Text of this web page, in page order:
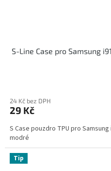
S-Line Case pro Samsung
24 Kč bez DPH
29 Kč
S Case pouzdro TPU pro
modré
Tip